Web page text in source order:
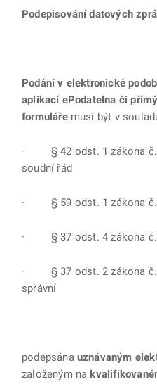
Podepisování datových
Podání v elektronické
aplikací ePodatelna či
formuláře musí být v
· § 42 odst. 1 zákona č.
soudní řád
· § 59 odst. 1 zákona č.
· § 37 odst. 4 zákona č.
· § 37 odst. 2 zákona č.
správní
podepsána uznávaným
založeným na